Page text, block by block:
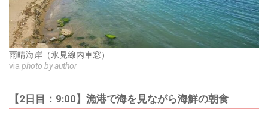
雨晴海岸（氷見線内車窓）
via photo by author
【2日目：9:00】漁港で海を見ながら海鮮の朝食